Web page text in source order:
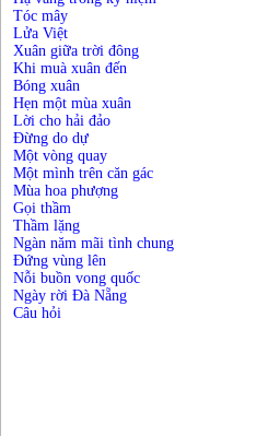
Tóc mây
Lửa Việt
Xuân giữa trời đông
Khi muà xuân đến
Bóng xuân
Hẹn một mùa xuân
Lời cho hải đảo
Đừng do dự
Một vòng quay
Một mình trên căn gác
Mùa hoa phượng
Gọi thầm
Thầm lặng
Ngàn năm mãi tình chung
Đứng vùng lên
Nỗi buồn vong quốc
Ngày rời Đà Nẵng
Câu hỏi